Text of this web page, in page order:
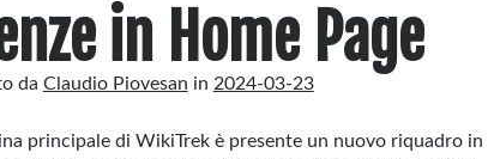
in Home Page
da Claudio Piovesan in 2024-03-23
principale di WikiTrek è presente un nuovo riquadro in